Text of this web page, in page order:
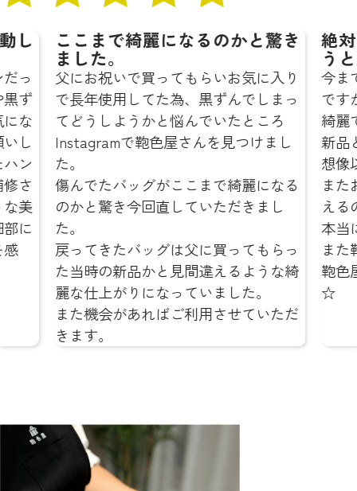
ここまで綺麗になるのかと驚き
ました。
父にお祝いで買ってもらいお気に入り
で長年使用してた為、黒ずんでしまっ
てどうしようかと悩んでいたところ
Instagramで鞄色屋さんを見つけまし
た。
傷んでたバッグがここまで綺麗になる
のかと驚き今回直していただきまし
た。
戻ってきたバッグは父に買ってもらっ
た当時の新品かと見間違えるような綺
麗な仕上がりになっていました。
また機会があればご利用させていただ
きます。
絶対に
うと
今までも
ですが、
綺麗で
新品と
想像以
またお気
えるの
本当に
また鞄の
鞄色屋さ